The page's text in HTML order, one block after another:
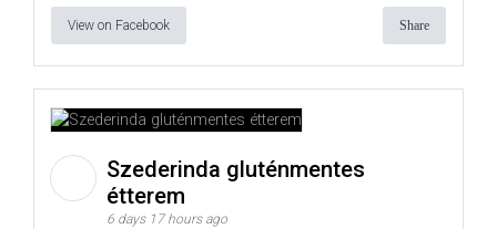
View on Facebook Share
Szederinda gluténmentes
étterem
6 days 17 hours ago